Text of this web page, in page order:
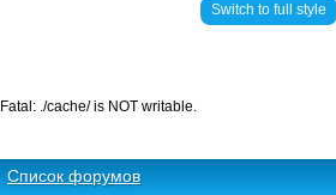
Switch to full style
Список форумов
Fatal: ./cache/ is NOT writable.